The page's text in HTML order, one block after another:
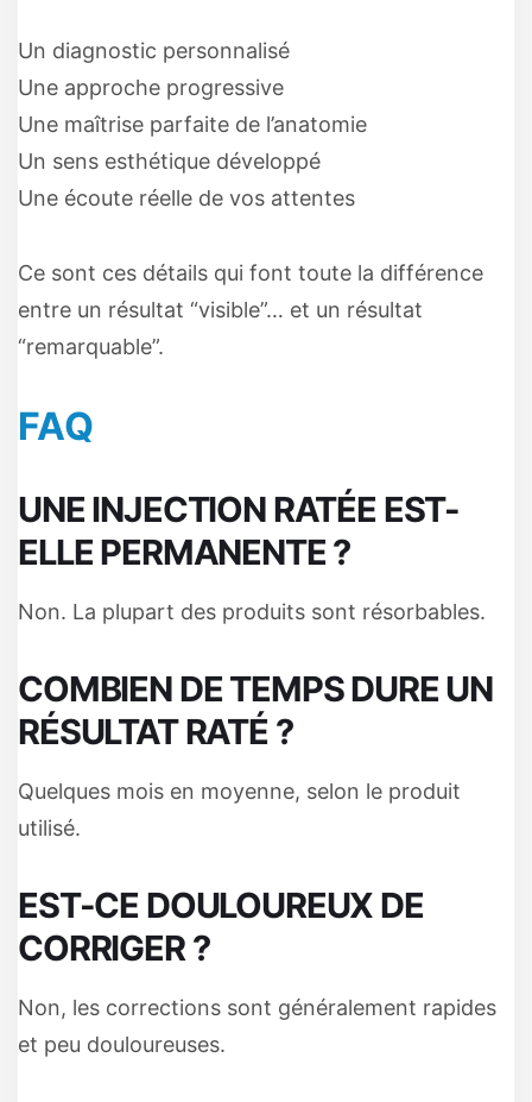
Un diagnostic personnalisé
Une approche progressive
Une maîtrise parfaite de l’anatomie
Un sens esthétique développé
Une écoute réelle de vos attentes
Ce sont ces détails qui font toute la différence
entre un résultat “visible”… et un résultat
“remarquable”.
FAQ
UNE INJECTION RATÉE EST-
ELLE PERMANENTE ?
Non. La plupart des produits sont résorbables.
COMBIEN DE TEMPS DURE UN
RÉSULTAT RATÉ ?
Quelques mois en moyenne, selon le produit
utilisé.
EST-CE DOULOUREUX DE
CORRIGER ?
Non, les corrections sont généralement rapides
et peu douloureuses.